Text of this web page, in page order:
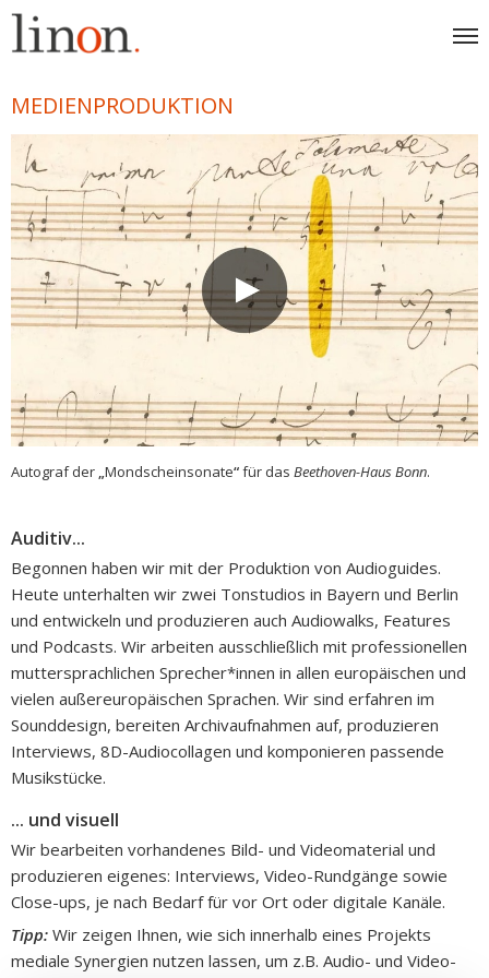
MEDIENPRODUKTION
Auditiv...
Begonnen haben wir mit der Produktion von Audioguides.
Heute unterhalten wir zwei Tonstudios in Bayern und Berlin
und entwickeln und produzieren auch Audiowalks, Features
und Podcasts. Wir arbeiten ausschließlich mit professionellen
muttersprachlichen Sprecher*innen in allen europäischen und
vielen außereuropäischen Sprachen. Wir sind erfahren im
Sounddesign, bereiten Archivaufnahmen auf, produzieren
Interviews, 8D-Audiocollagen und komponieren passende
Musikstücke.
... und visuell
Wir bearbeiten vorhandenes Bild- und Videomaterial und
produzieren eigenes: Interviews, Video-Rundgänge sowie
Close-ups, je nach Bedarf für vor Ort oder digitale Kanäle.
Tipp: Wir zeigen Ihnen, wie sich innerhalb eines Projekts
mediale Synergien nutzen lassen, um z.B. Audio- und Video-
Autograf der „Mondscheinsonate“für das Beethoven-Haus Bonn.